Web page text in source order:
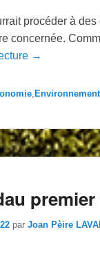
procéder à
concernée.
→
Environnement
par Joan Pèire